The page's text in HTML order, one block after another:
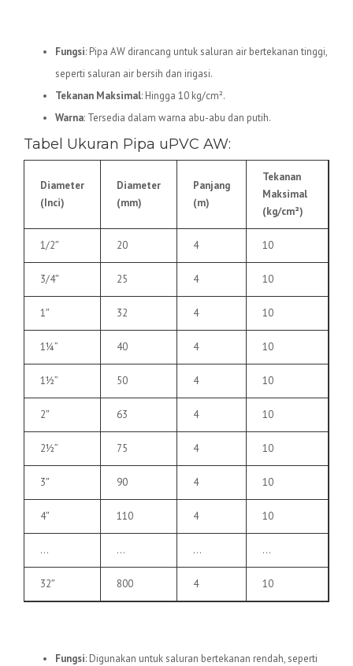
Fungsi: Pipa AW dirancang untuk saluran air bertekanan tinggi,
seperti saluran air bersih dan irigasi.
Tekanan Maksimal: Hingga 10 kg/cm².
Warna: Tersedia dalam warna abu-abu dan putih.
Tabel Ukuran Pipa uPVC AW:
Diameter
(Inci)
Diameter
(mm)
Panjang
(m)
Tekanan
Maksimal
(kg/cm²)
1/2″ 20 4 10
3/4″ 25 4 10
1″ 32 4 10
1¼” 40 4 10
1½” 50 4 10
2″ 63 4 10
2½” 75 4 10
3″ 90 4 10
4″ 110 4 10
… … … …
32″ 800 4 10
Fungsi: Digunakan untuk saluran bertekanan rendah, seperti